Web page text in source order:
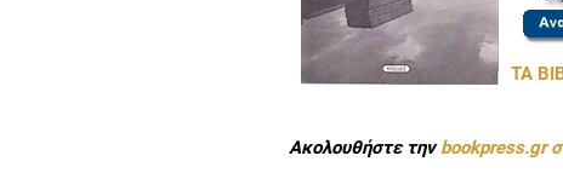
ΤΑ
Ακολουθήστε τηνbookpress.gr